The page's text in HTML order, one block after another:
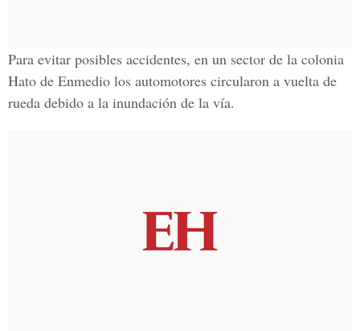
Para evitar posibles accidentes, en un sector de la colonia
Hato de Enmedio los automotores circularon a vuelta de
rueda debido a la inundación de la vía.